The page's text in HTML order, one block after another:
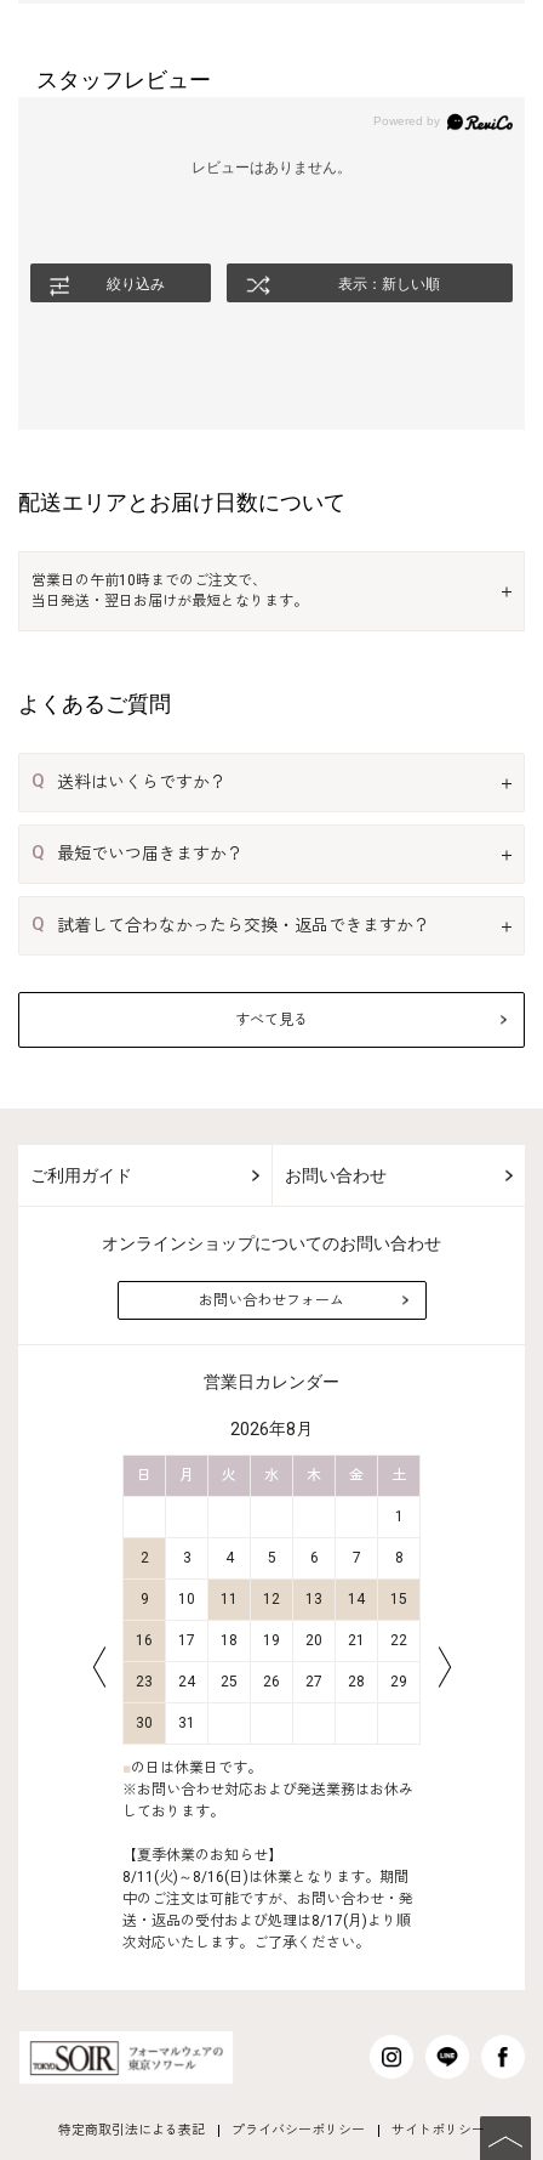
スタッフレビュー
レビューはありません。
絞り込み 表示：新しい順
配送エリアとお届け日数について
営業日の午前10時までのご注文で、
当日発送・翌日お届けが最短となります。
よくあるご質問
Q 送料はいくらですか？
Q 最短でいつ届きますか？
Q 試着して合わなかったら交換・返品できますか？
すべて見る
ご利用ガイド お問い合わせ
オンラインショップについてのお問い合わせ
お問い合わせフォーム
営業日カレンダー
2026年8月
日 月 火 水 木 金 土
1
2 3 4 5 6 7 8
9 10 11 12 13 14 15
16 17 18 19 20 21 22
23 24 25 26 27 28 29
30 31
■の日は休業日です。
※お問い合わせ対応および発送業務はお休み
しております。
【夏季休業のお知らせ】
8/11(火)～8/16(日)は休業となります。期間
中のご注文は可能ですが、お問い合わせ・発
送・返品の受付および処理は8/17(月)より順
次対応いたします。ご了承ください。
特定商取引法による表記 プライバシーポリシー サイトポリシー